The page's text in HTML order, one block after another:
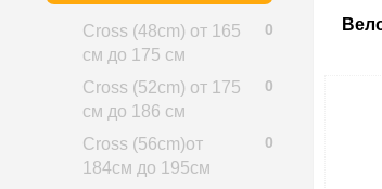
0
Cross (48cm) от 165
см до 175 см
0
Cross (52cm) от 175
см до 186 см
0
Cross (56cm)от
184см до 195см